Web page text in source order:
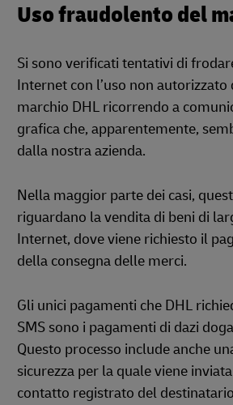
Uso fraudolento del
Si sono verificati tentativi di
Internet con l’uso non autorizzato
marchio DHL ricorrendo a
grafica che, apparentemente,
dalla nostra azienda.
Nella maggior parte dei casi,
riguardano la vendita di beni di
Internet, dove viene richiesto il
della consegna delle merci.
Gli unici pagamenti che DHL
SMS sono i pagamenti di dazi
Questo processo include anche
sicurezza per la quale viene
contatto registrato del